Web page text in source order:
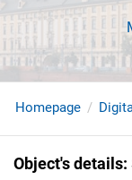
Homepage
Object's details: